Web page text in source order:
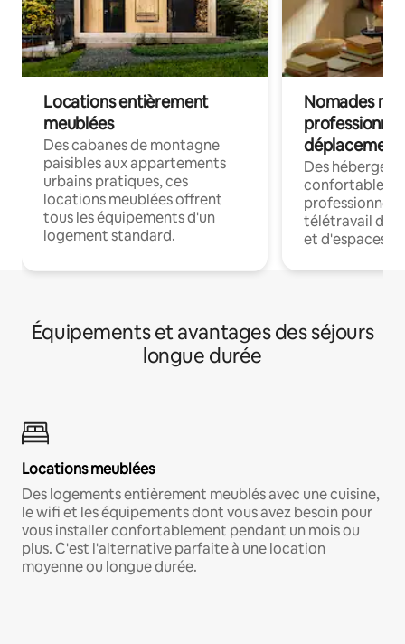
Locations entièrement
meublées
Des cabanes de montagne
paisibles aux appartements
urbains pratiques, ces
locations meublées offrent
tous les équipements d'un
logement standard.
Nomades
déplacement
Des
confortables
professionnels
télétravail
et d'espaces
Équipements et avantages des séjours
longue durée
Locations meublées
Des logements entièrement meublés avec une cuisine,
le wifi et les équipements dont vous avez besoin pour
vous installer confortablement pendant un mois ou
plus. C'est l'alternative parfaite à une location
moyenne ou longue durée.